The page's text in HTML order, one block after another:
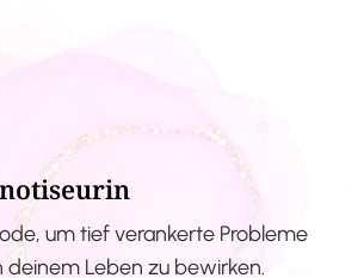
um tief verankerte Probleme
Leben zu bewirken.